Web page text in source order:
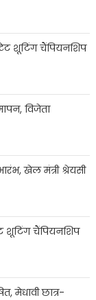
शूटिंग चैंपियनशिप
विजेता
खेल मंत्री श्रेयसी
शूटिंग चैंपियनशिप
मेधावी छात्र-